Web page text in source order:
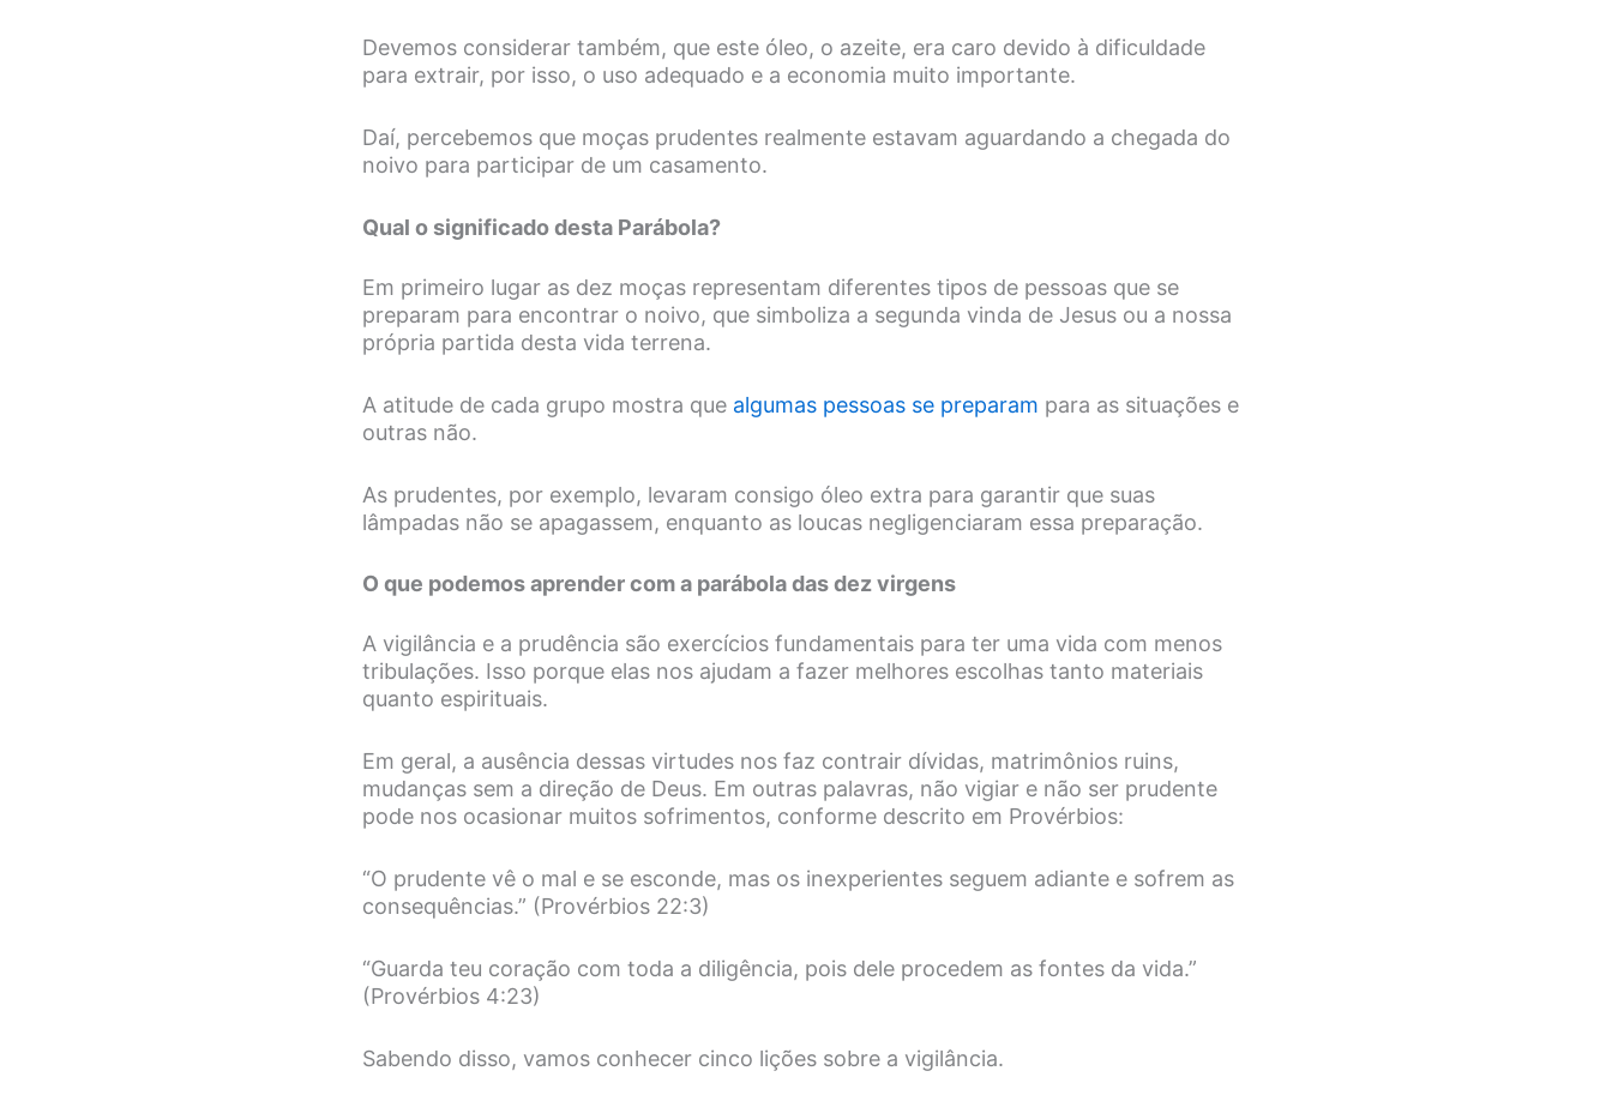
Devemos considerar também, que este óleo, o azeite, era caro devido à dificuldade
para extrair, por isso, o uso adequado e a economia muito importante.
Daí, percebemos que moças prudentes realmente estavam aguardando a chegada do
noivo para participar de um casamento.
Qual o significado desta Parábola?
Em primeiro lugar as dez moças representam diferentes tipos de pessoas que se
preparam para encontrar o noivo, que simboliza a segunda vinda de Jesus ou a nossa
própria partida desta vida terrena.
A atitude de cada grupo mostra que algumas pessoas se preparam para as situações e
outras não.
As prudentes, por exemplo, levaram consigo óleo extra para garantir que suas
lâmpadas não se apagassem, enquanto as loucas negligenciaram essa preparação.
O que podemos aprender com a parábola das dez virgens
A vigilância e a prudência são exercícios fundamentais para ter uma vida com menos
tribulações. Isso porque elas nos ajudam a fazer melhores escolhas tanto materiais
quanto espirituais.
Em geral, a ausência dessas virtudes nos faz contrair dívidas, matrimônios ruins,
mudanças sem a direção de Deus. Em outras palavras, não vigiar e não ser prudente
pode nos ocasionar muitos sofrimentos, conforme descrito em Provérbios:
“O prudente vê o mal e se esconde, mas os inexperientes seguem adiante e sofrem as
consequências.” (Provérbios 22:3)
“Guarda teu coração com toda a diligência, pois dele procedem as fontes da vida.”
(Provérbios 4:23)
Sabendo disso, vamos conhecer cinco lições sobre a vigilância.